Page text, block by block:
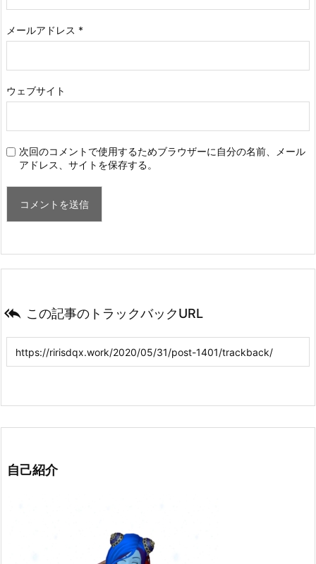
メールアドレス *
ウェブサイト
次回のコメントで使用するためブラウザーに自分の名前、メール
アドレス、サイトを保存する。
 この記事のトラックバックURL
自己紹介